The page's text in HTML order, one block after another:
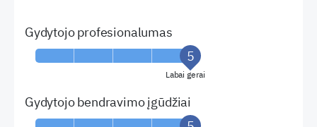
Gydytojo profesionalumas
Labai gerai
Gydytojo bendravimo įgūdžiai